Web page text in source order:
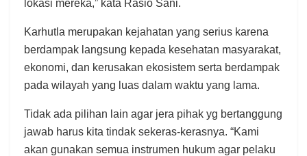
lokasi mereka,” kata Rasio Sani.
Karhutla merupakan kejahatan yang serius karena
berdampak langsung kepada kesehatan masyarakat,
ekonomi, dan kerusakan ekosistem serta berdampak
pada wilayah yang luas dalam waktu yang lama.
Tidak ada pilihan lain agar jera pihak yg bertanggung
jawab harus kita tindak sekeras-kerasnya. “Kami
akan gunakan semua instrumen hukum agar pelaku